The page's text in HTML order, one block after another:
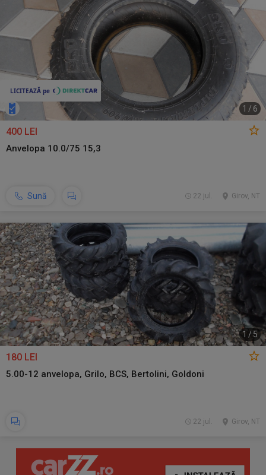
1 / 6
400 LEI
Anvelopa 10.0/75 15,3
Sună Girov, NT
22 jul.
1 / 5
180 LEI
5.00-12 anvelopa, Grilo, BCS, Bertolini, Goldoni
Girov, NT
22 jul.